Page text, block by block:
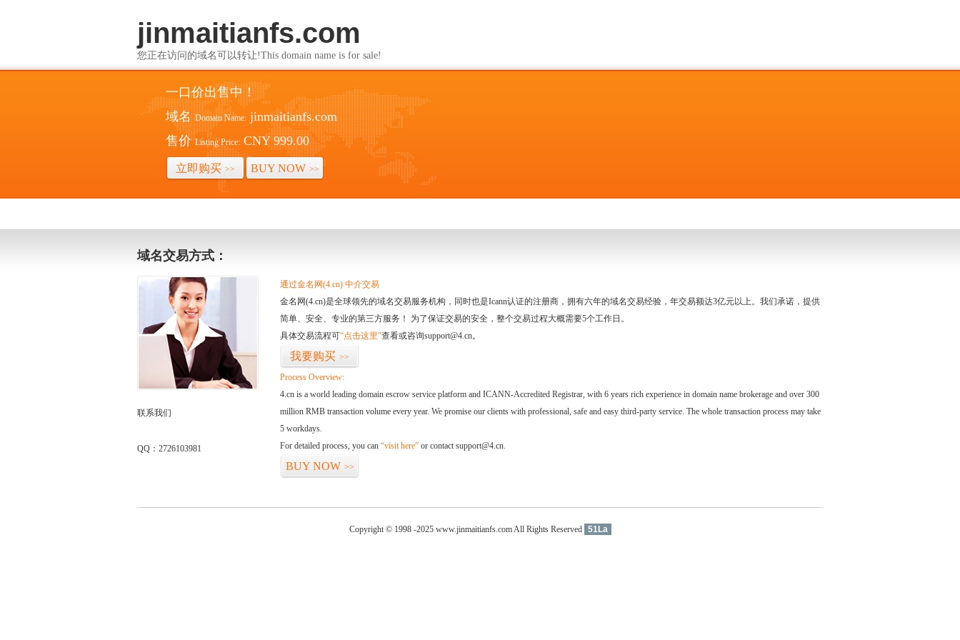
jinmaitianfs.com
您正在访问的域名可以转让!This domain name is for sale!
一口价出售中！
域名 Domain Name: jinmaitianfs.com
售价 Listing Price: CNY 999.00
立即购买 >> BUY NOW >>
域名交易方式：
联系我们
QQ：2726103981
通过金名网(4.cn) 中介交易
金名网(4.cn)是全球领先的域名交易服务机构，同时也是Icann认证的注册商，拥有六年的域名交易经验，年交易额达3亿元以上。我们承诺，提供
简单、安全、专业的第三方服务！ 为了保证交易的安全，整个交易过程大概需要5个工作日。
具体交易流程可“点击这里”查看或咨询support@4.cn。
我要购买 >>
Process Overview:
4.cn is a world leading domain escrow service platform and ICANN-Accredited Registrar, with 6 years rich experience in domain name brokerage and over 300
million RMB transaction volume every year. We promise our clients with professional, safe and easy third-party service. The whole transaction process may take
5 workdays.
For detailed process, you can “visit here” or contact support@4.cn.
BUY NOW >>
Copyright © 1998 -2025 www.jinmaitianfs.com All Rights Reserved 51La